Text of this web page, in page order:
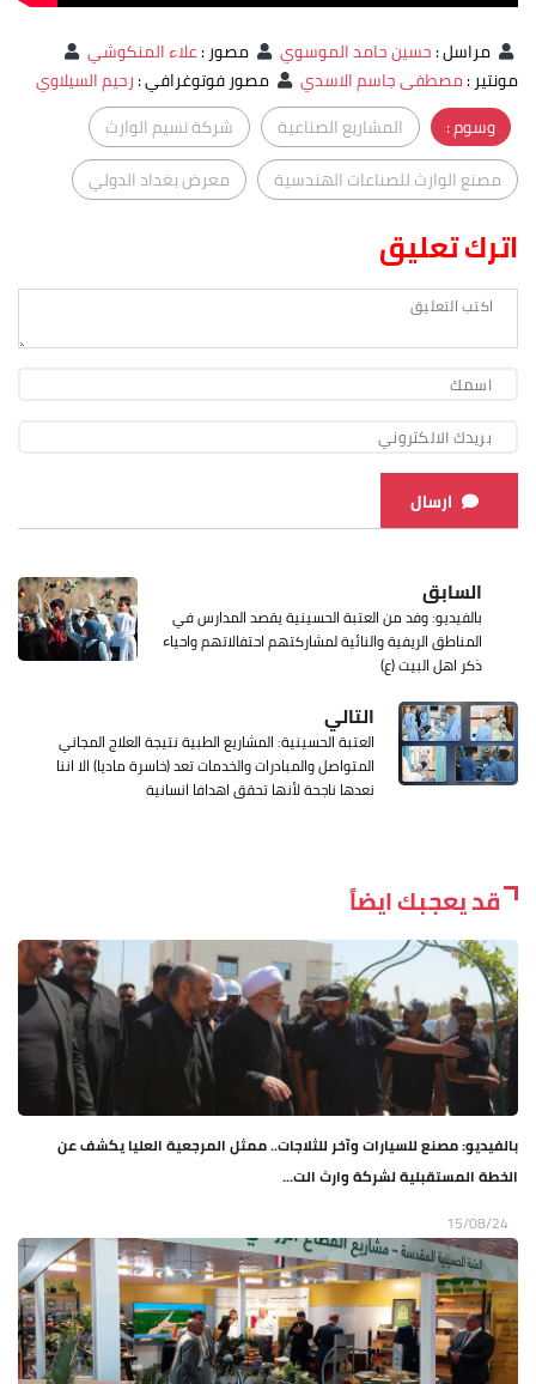
مراسل:حسين حامد الموسوي مصور:علاء المنكوشي
مونتير:مصطفى جاسم الاسدي مصور فوتوغرافي:رحيم السيلاوي
وسوم :
المشاريع الصناعية
شركة نسيم الوارث
مصنع الوارث للصناعات الهندسية
معرض بغداد الدولي
اترك تعليق
ارسال
السابق
بالفيديو: وفد من العتبة الحسينية يقصد المدارس في
المناطق الريفية والنائية لمشاركتهم احتفالاتهم واحياء
ذكر اهل البيت (ع)
التالي
العتبة الحسينية: المشاريع الطبية نتيجة العلاج المجاني
المتواصل والمبادرات والخدمات تعد (خاسرة ماديا) الا اننا
نعدها ناجحة لأنها تحقق اهدافا انسانية
قد يعجبك ايضاً
بالفيديو: مصنع للسيارات وآخر للثلاجات.. ممثل المرجعية العليا يكشف عن
الخطة المستقبلية لشركة وارث الت...
15/08/24